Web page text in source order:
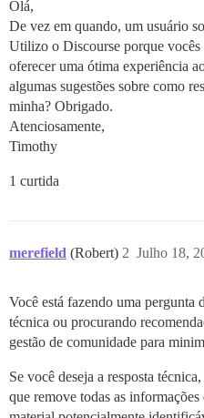
Olá,
De vez em quando, um usuário
Utilizo o Discourse porque vocês
oferecer uma ótima experiência
algumas sugestões sobre como
minha? Obrigado.
Atenciosamente,
Timothy
1 curtida
merefield (Robert) Julho 18,
2
Você está fazendo uma pergunta
técnica ou procurando
gestão de comunidade para
Se você deseja a resposta
que remove todas as